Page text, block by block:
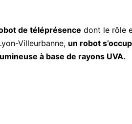
de téléprésence dont le rôle
Villeurbanne, un robot
à base de rayons UVA.